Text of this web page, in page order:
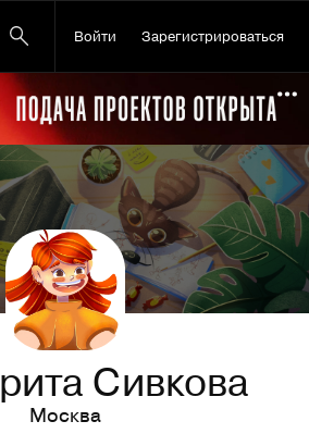
Войти Зарегистрироваться
Сивкова
Москва